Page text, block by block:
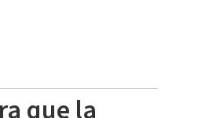
que la